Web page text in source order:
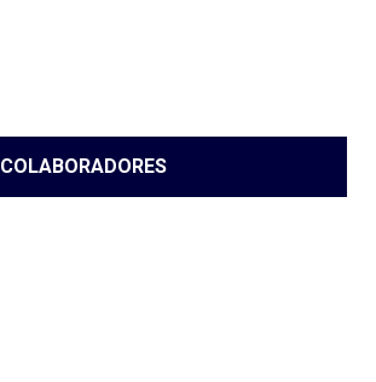
COLABORADORES